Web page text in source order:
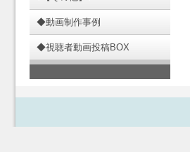
◆動画制作事例
◆視聴者動画投稿BOX